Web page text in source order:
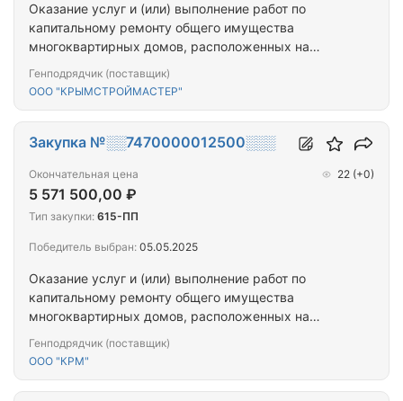
Оказание услуг и (или) выполнение работ по
капитальному ремонту общего имущества
многоквартирных домов, расположенных на
Генподрядчик (поставщик)
ООО "КРЫМСТРОЙМАСТЕР"
Оказание услуг и (или) выполнение работ по
капитальному ремонту общего имущества
многоквартирных домов, расположенных на
Генподрядчик (поставщик)
ООО "КРМ"
Закупка №░░7470000012500░░░
Окончательная цена
5 571 500,00 ₽
22 (+0)
Тип закупки: 615-ПП
Победитель выбран: 05.05.2025